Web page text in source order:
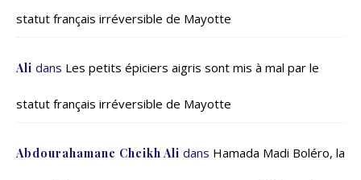
statut français irréversible de Mayotte
Ali dans Les petits épiciers aigris sont mis à mal par le
statut français irréversible de Mayotte
Abdourahamane Cheikh Ali dans Hamada Madi Boléro, la